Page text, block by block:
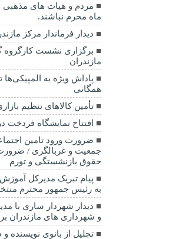
مردم و هیات های مذهبی
ماه محرم نباشند.
دیدار فرماندار مرکز
برگزاری نشست کارگروه
مازندران
پاداش ویژه به
همگانی
تأمین کالاهای تنظیم
افتتاح نمایشگاه فردخت
ضرورت ورود تامین
جمعیت و غربالگری /
حقوق بازنشستگی و تورم
پیام تبریک مدیرکل
به رئیس جمهور محترم
دیدار شهردار ساری با
و شهرداری های مازندران
تجلیل از بانوی نویسنده